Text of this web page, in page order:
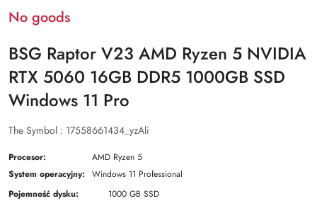
No goods
BSG Raptor V23 AMD Ryzen 5 NVIDIA
RTX 5060 16GB DDR5 1000GB SSD
Windows 11 Pro
The Symbol : 17558661434_yzAli
Procesor:
AMD Ryzen 5
System operacyjny:
Windows 11 Professional
Pojemność dysku:
1000 GB SSD